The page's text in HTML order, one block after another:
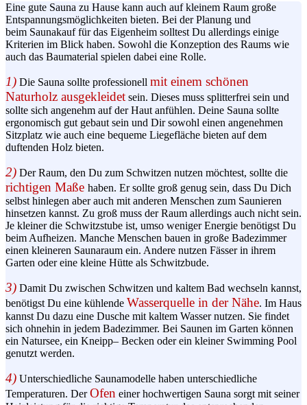
Eine gute Sauna zu Hause kann auch auf kleinem Raum große
Entspannungsmöglichkeiten bieten. Bei der Planung und
beim Saunakauffür das Eigenheim solltest Du allerdings einige
Kriterien im Blick haben. Sowohl die Konzeption des Raums wie
auch das Baumaterial spielen dabei eine Rolle.
1) Die Sauna sollte professionell mit einem schönen
Naturholz ausgekleidet sein. Dieses muss splitterfrei sein und
sollte sich angenehm auf der Haut anfühlen. Deine Sauna sollte
ergonomisch gut gebaut sein und Dir sowohl einen angenehmen
Sitzplatz wie auch eine bequeme Liegefläche bieten auf dem
duftenden Holz bieten.
2) Der Raum, den Du zum Schwitzen nutzen möchtest, sollte die
richtigen Maße haben. Er sollte groß genug sein, dass Du Dich
selbst hinlegen aber auch mit anderen Menschen zum Saunieren
hinsetzen kannst. Zu groß muss der Raum allerdings auch nicht sein.
Je kleiner die Schwitzstube ist, umso weniger Energie benötigst Du
beim Aufheizen. Manche Menschen bauen in große Badezimmer
einen kleineren Saunaraum ein. Andere nutzen Fässer in ihrem
Garten oder eine kleine Hütte als Schwitzbude.
3) Damit Du zwischen Schwitzen und kaltem Bad wechseln kannst,
benötigst Du eine kühlende Wasserquelle in der Nähe. Im Haus
kannst Du dazu eine Dusche mit kaltem Wasser nutzen. Sie findet
sich ohnehin in jedem Badezimmer. Bei Saunen im Garten können
ein Natursee, ein Kneipp– Becken oder ein kleiner Swimming Pool
genutzt werden.
4) Unterschiedliche Saunamodelle haben unterschiedliche
Temperaturen. DerOfen einer hochwertigen Sauna sorgt mit seiner